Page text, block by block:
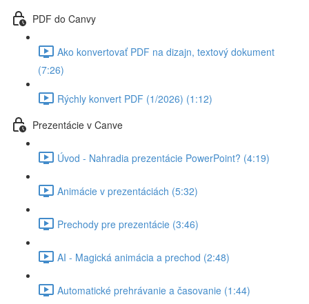
PDF do Canvy
Ako konvertovať PDF na dizajn, textový dokument
(7:26)
Rýchly konvert PDF (1/2026) (1:12)
Prezentácie v Canve
Úvod - Nahradia prezentácie PowerPoint? (4:19)
Animácie v prezentáciách (5:32)
Prechody pre prezentácie (3:46)
AI - Magická animácia a prechod (2:48)
Automatické prehrávanie a časovanie (1:44)